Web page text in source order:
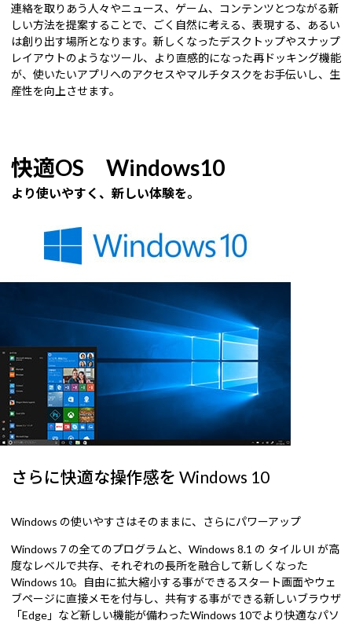
連絡を取りあう人々やニュース、ゲーム、コンテンツとつながる新
しい方法を提案することで、ごく自然に考える、表現する、あるい
は創り出す場所となります。新しくなったデスクトップやスナップ
レイアウトのようなツール、より直感的になった再ドッキング機能
が、使いたいアプリへのアクセスやマルチタスクをお手伝いし、生
産性を向上させます。
快適OS Windows10
より使いやすく、新しい体験を。
さらに快適な操作感を Windows 10
Windows の使いやすさはそのままに、さらにパワーアップ
Windows 7 の全てのプログラムと、Windows 8.1 の タイル UI が高
度なレベルで共存、それぞれの長所を融合して新しくなった
Windows 10。自由に拡大縮小する事ができるスタート画面やウェ
ブページに直接メモを付与し、共有する事ができる新しいブラウザ
「Edge」など新しい機能が備わったWindows 10でより快適なパソ